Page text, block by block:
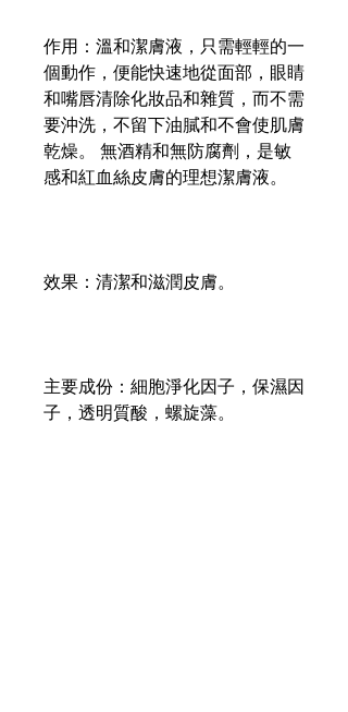
作用：溫和潔膚液，只需輕輕的一
個動作，便能快速地從面部，眼睛
和嘴唇清除化妝品和雜質，而不需
要沖洗，不留下油膩和不會使肌膚
乾燥。 無酒精和無防腐劑，是敏
感和紅血絲皮膚的理想潔膚液。
效果：清潔和滋潤皮膚。
主要成份：細胞淨化因子，保濕因
子，透明質酸，螺旋藻。